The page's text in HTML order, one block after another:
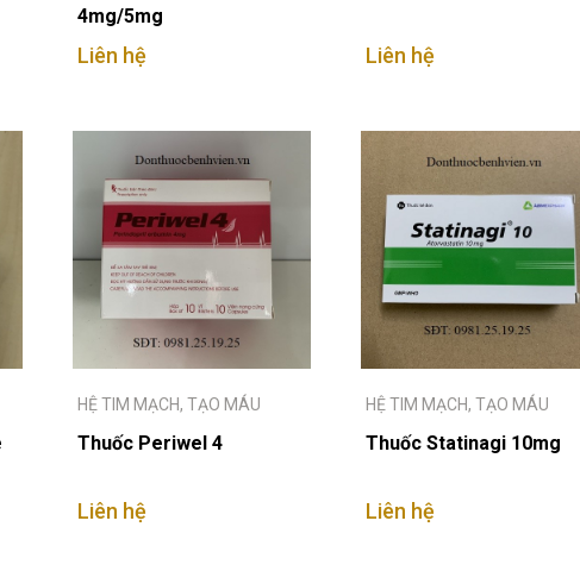
4mg/5mg
Liên hệ Liên hệ
HỆ TIM MẠCH, TẠO MÁU
Thuốc Periwel 4
Liên hệ
HỆ TIM MẠCH, TẠO MÁU
Thuốc Statinagi 10mg
Liên hệ